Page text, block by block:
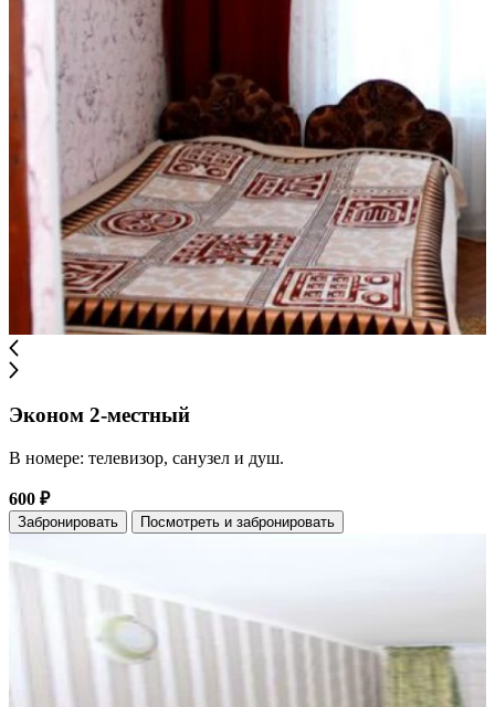
Эконом 2-местный
В номере: телевизор, санузел и душ.
600 ₽
Забронировать Посмотреть и забронировать